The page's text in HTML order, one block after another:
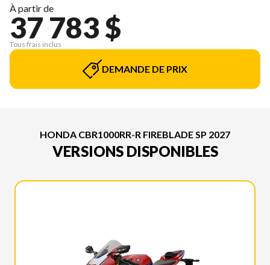
À partir de
37 783 $
Tous frais inclus
DEMANDE DE PRIX
HONDA CBR1000RR-R FIREBLADE SP 2027
VERSIONS DISPONIBLES